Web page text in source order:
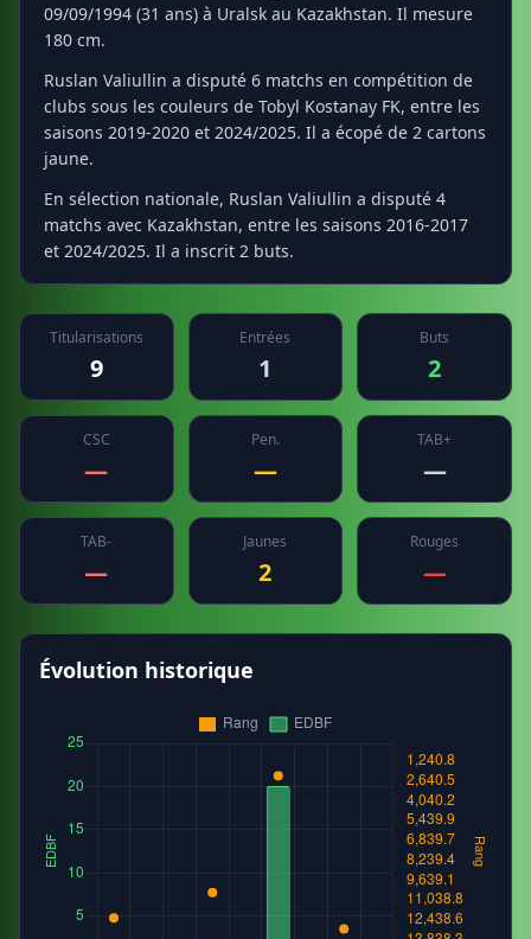
09/09/1994 (31 ans) à Uralsk au Kazakhstan. Il mesure
180 cm.
Ruslan Valiullin a disputé 6 matchs en compétition de
clubs sous les couleurs de Tobyl Kostanay FK, entre les
saisons 2019-2020 et 2024/2025. Il a écopé de 2 cartons
jaune.
En sélection nationale, Ruslan Valiullin a disputé 4
matchs avec Kazakhstan, entre les saisons 2016-2017
et 2024/2025. Il a inscrit 2 buts.
Titularisations
9
Entrées
1
Buts
2
CSC
—
Pen.
—
TAB+
—
TAB-
—
Jaunes
2
Rouges
—
Évolution historique